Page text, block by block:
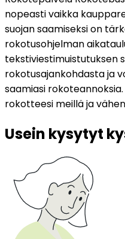
nopeasti vaikka
suojan saamiseksi on
rokotusohjelman
tekstiviestimuistutuksen
rokotusajankohdasta ja
saamiasi
rokotteesi meillä ja
Usein kysytyt